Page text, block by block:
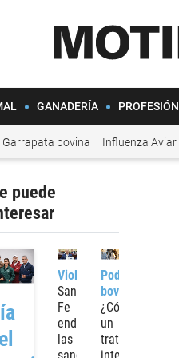
GANADERÍA PROFESIÓN
Garrapata bovina Influenza Aviar
puede
Violencia
Santa
Fe
endurece
las
sanciones
Podología
bovina
¿Cómo
un
tratamiento
integral